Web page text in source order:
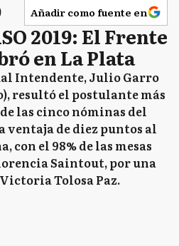
Añadir como fuente en
2019: El Frente
en La Plata
Intendente, Julio Garro
resultó el postulante más
las cinco nóminas del
ventaja de diez puntos al
con el 98% de las mesas
Saintout, por una
Tolosa Paz.